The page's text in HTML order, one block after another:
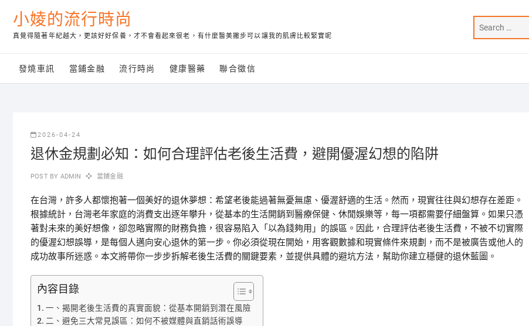
content
小婈的流行時尚
真覺得隨著年紀越大，更該好好保養，才不會看起來很老，有什麼醫美撇步可以讓我的肌膚比較緊實呢
發燒車訊 當鋪金融 流行時尚 健康醫藥 聯合徵信
2026-04-24
退休金規劃必知：如何合理評估老後生活費，避開優渥幻想的陷阱
POST BY ADMIN 當鋪金融
在台灣，許多人都懷抱著一個美好的退休夢想：希望老後能過著無憂無慮、優渥舒適的生活。然而，現實往往與幻想存在差距。
根據統計，台灣老年家庭的消費支出逐年攀升，從基本的生活開銷到醫療保健、休閒娛樂等，每一項都需要仔細盤算。如果只憑
著對未來的美好想像，卻忽略實際的財務負擔，很容易陷入「以為錢夠用」的誤區。因此，合理評估老後生活費，不被不切實際
的優渥幻想誤導，是每個人邁向安心退休的第一步。你必須從現在開始，用客觀數據和現實條件來規劃，而不是被廣告或他人的
成功故事所迷惑。本文將帶你一步步拆解老後生活費的關鍵要素，並提供具體的避坑方法，幫助你建立穩健的退休藍圖。
內容目錄
一、揭開老後生活費的真實面貌：從基本開銷到潛在風險
二、避免三大常見誤區：如何不被媒體與直銷話術誤導